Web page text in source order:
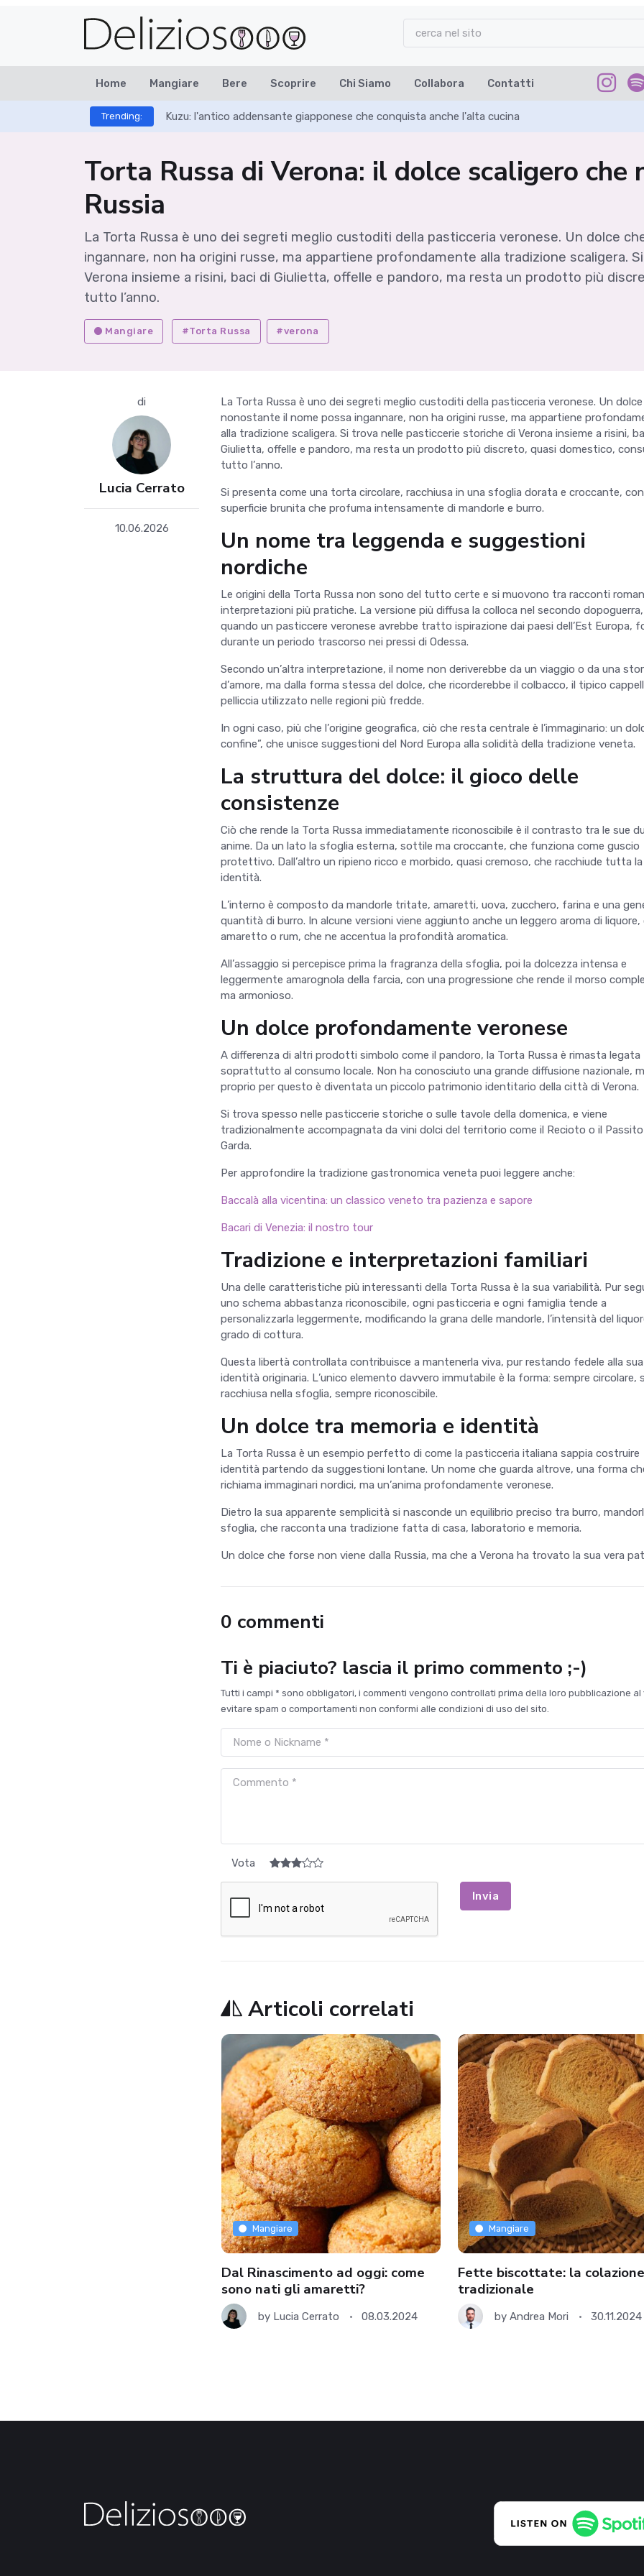
Home Mangiare Bere Scoprire Chi Siamo Collabora Contatti
Trending: Kuzu: l'antico addensante giapponese che conquista anche l'alta cucina
Torta Russa di Verona: il dolce scaligero che
Russia
La Torta Russa è uno dei segreti meglio custoditi della pasticceria veronese. Un dolce
ingannare, non ha origini russe, ma appartiene profondamente alla tradizione scaligera.
Verona insieme a risini, baci di Giulietta, offelle e pandoro, ma resta un prodotto più
tutto l’anno.
Mangiare #Torta Russa #verona
di
Lucia Cerrato
10.06.2026
La Torta Russa è uno dei segreti meglio custoditi della pasticceria veronese. Un
nonostante il nome possa ingannare, non ha origini russe, ma appartiene
alla tradizione scaligera. Si trova nelle pasticcerie storiche di Verona insieme a risini,
Giulietta, offelle e pandoro, ma resta un prodotto più discreto, quasi domestico,
tutto l’anno.
Si presenta come una torta circolare, racchiusa in una sfoglia dorata e croccante,
superficie brunita che profuma intensamente di mandorle e burro.
Un nome tra leggenda e suggestioni
nordiche
Le origini della Torta Russa non sono del tutto certe e si muovono tra racconti
interpretazioni più pratiche. La versione più diffusa la colloca nel secondo dopoguerra,
quando un pasticcere veronese avrebbe tratto ispirazione dai paesi dell’Est Europa,
durante un periodo trascorso nei pressi di Odessa.
Secondo un’altra interpretazione, il nome non deriverebbe da un viaggio o da una
d’amore, ma dalla forma stessa del dolce, che ricorderebbe il colbacco, il tipico
pelliccia utilizzato nelle regioni più fredde.
In ogni caso, più che l’origine geografica, ciò che resta centrale è l’immaginario: un
confine”, che unisce suggestioni del Nord Europa alla solidità della tradizione veneta.
La struttura del dolce: il gioco delle
consistenze
Ciò che rende la Torta Russa immediatamente riconoscibile è il contrasto tra le sue
anime. Da un lato la sfoglia esterna, sottile ma croccante, che funziona come guscio
protettivo. Dall’altro un ripieno ricco e morbido, quasi cremoso, che racchiude tutta la
identità.
L’interno è composto da mandorle tritate, amaretti, uova, zucchero, farina e una
quantità di burro. In alcune versioni viene aggiunto anche un leggero aroma di liquore,
amaretto o rum, che ne accentua la profondità aromatica.
All’assaggio si percepisce prima la fragranza della sfoglia, poi la dolcezza intensa e
leggermente amarognola della farcia, con una progressione che rende il morso
ma armonioso.
Un dolce profondamente veronese
A differenza di altri prodotti simbolo come il pandoro, la Torta Russa è rimasta legata
soprattutto al consumo locale. Non ha conosciuto una grande diffusione nazionale,
proprio per questo è diventata un piccolo patrimonio identitario della città di Verona.
Si trova spesso nelle pasticcerie storiche o sulle tavole della domenica, e viene
tradizionalmente accompagnata da vini dolci del territorio come il Recioto o il
Garda.
Per approfondire la tradizione gastronomica veneta puoi leggere anche:
Baccalà alla vicentina: un classico veneto tra pazienza e sapore
Bacari di Venezia: il nostro tour
Tradizione e interpretazioni familiari
Una delle caratteristiche più interessanti della Torta Russa è la sua variabilità. Pur
uno schema abbastanza riconoscibile, ogni pasticceria e ogni famiglia tende a
personalizzarla leggermente, modificando la grana delle mandorle, l’intensità del
grado di cottura.
Questa libertà controllata contribuisce a mantenerla viva, pur restando fedele alla sua
identità originaria. L’unico elemento davvero immutabile è la forma: sempre circolare,
racchiusa nella sfoglia, sempre riconoscibile.
Un dolce tra memoria e identità
La Torta Russa è un esempio perfetto di come la pasticceria italiana sappia costruire
identità partendo da suggestioni lontane. Un nome che guarda altrove, una forma
richiama immaginari nordici, ma un’anima profondamente veronese.
Dietro la sua apparente semplicità si nasconde un equilibrio preciso tra burro,
sfoglia, che racconta una tradizione fatta di casa, laboratorio e memoria.
Un dolce che forse non viene dalla Russia, ma che a Verona ha trovato la sua vera
0 commenti
Ti è piaciuto? lascia il primo commento ;-)
Tutti i campi * sono obbligatori, i commenti vengono controllati prima della loro pubblicazione al
evitare spam o comportamenti non conformi alle condizioni di uso del sito.
Vota
Invia
Articoli correlati
Mangiare
Dal Rinascimento ad oggi: come
sono nati gli amaretti?
by Lucia Cerrato 08.03.2024
Mangiare
Fette biscottate: la colazione
tradizionale
by Andrea Mori 30.11.2024